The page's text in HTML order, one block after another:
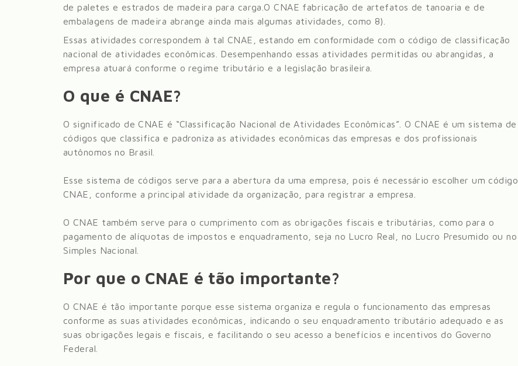
de paletes e estrados de madeira para carga. O CNAE fabricação de artefatos de tanoaria e de
embalagens de madeira abrange ainda mais algumas atividades, como 8)
Essas atividades correspondem à tal CNAE, estando em conformidade com o código de classificação
nacional de atividades econômicas. Desempenhando essas atividades permitidas ou abrangidas, a
empresa atuará conforme o regime tributário e a legislação brasileira.
O que é CNAE?
O significado de CNAE é “Classificação Nacional de Atividades Econômicas”. O CNAE é um sistema de
códigos que classifica e padroniza as atividades econômicas das empresas e dos profissionais
autônomos no Brasil.
Esse sistema de códigos serve para a abertura da uma empresa, pois é necessário escolher um código
CNAE, conforme a principal atividade da organização, para registrar a empresa.
O CNAE também serve para o cumprimento com as obrigações fiscais e tributárias, como para o
pagamento de alíquotas de impostos e enquadramento, seja no Lucro Real, no Lucro Presumido ou no
Simples Nacional.
Por que o CNAE é tão importante?
O CNAE é tão importante porque esse sistema organiza e regula o funcionamento das empresas
conforme as suas atividades econômicas, indicando o seu enquadramento tributário adequado e as
suas obrigações legais e fiscais, e facilitando o seu acesso a benefícios e incentivos do Governo
Federal.